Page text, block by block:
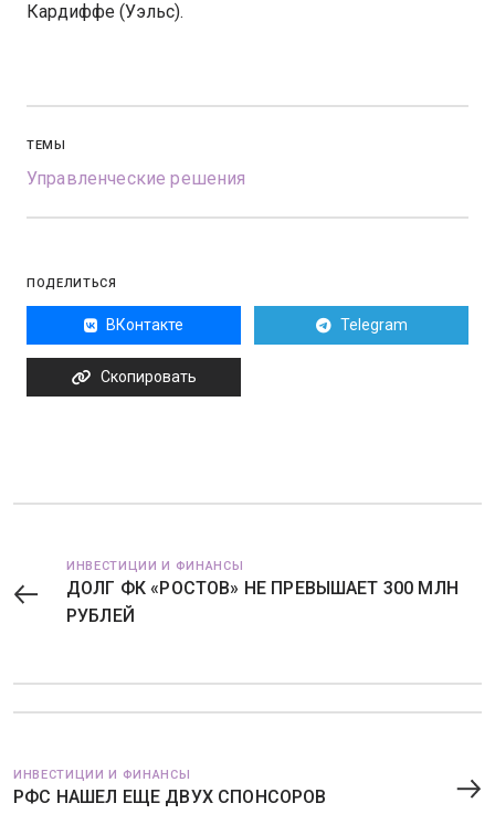
Кардиффе (Уэльс).
ТЕМЫ
Управленческие решения
ПОДЕЛИТЬСЯ
ВКонтакте Telegram
Скопировать
ИНВЕСТИЦИИ И ФИНАНСЫ
ДОЛГ ФК «РОСТОВ» НЕ ПРЕВЫШАЕТ 300 МЛН
РУБЛЕЙ
ИНВЕСТИЦИИ И ФИНАНСЫ
РФС НАШЕЛ ЕЩЕ ДВУХ СПОНСОРОВ